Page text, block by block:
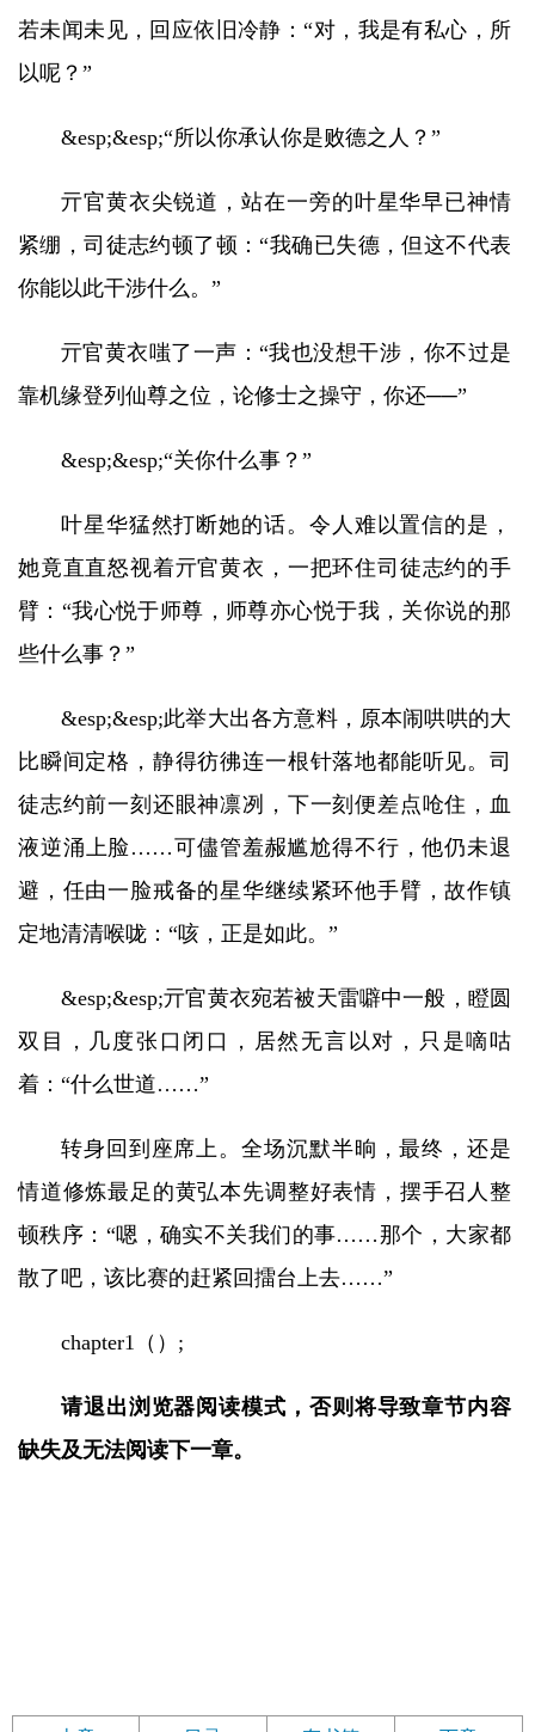
若未闻未见，回应依旧冷静：“对，我是有私心，所
以呢？”
&esp;&esp;“所以你承认你是败德之人？”
亓官黄衣尖锐道，站在一旁的叶星华早已神情
紧绷，司徒志约顿了顿：“我确已失德，但这不代表
你能以此干涉什么。”
亓官黄衣嗤了一声：“我也没想干涉，你不过是
靠机缘登列仙尊之位，论修士之操守，你还──”
&esp;&esp;“关你什么事？”
叶星华猛然打断她的话。令人难以置信的是，
她竟直直怒视着亓官黄衣，一把环住司徒志约的手
臂：“我心悦于师尊，师尊亦心悦于我，关你说的那
些什么事？”
&esp;&esp;此举大出各方意料，原本闹哄哄的大
比瞬间定格，静得彷彿连一根针落地都能听见。司
徒志约前一刻还眼神凛冽，下一刻便差点呛住，血
液逆涌上脸……可儘管羞赧尴尬得不行，他仍未退
避，任由一脸戒备的星华继续紧环他手臂，故作镇
定地清清喉咙：“咳，正是如此。”
&esp;&esp;亓官黄衣宛若被天雷噼中一般，瞪圆
双目，几度张口闭口，居然无言以对，只是嘀咕
着：“什么世道……”
转身回到座席上。全场沉默半晌，最终，还是
情道修炼最足的黄弘本先调整好表情，摆手召人整
顿秩序：“嗯，确实不关我们的事……那个，大家都
散了吧，该比赛的赶紧回擂台上去……”
chapter1（）;
请退出浏览器阅读模式，否则将导致章节内容
缺失及无法阅读下一章。